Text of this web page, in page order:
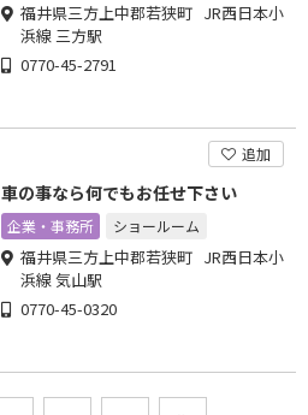
福井県三方上中郡若狭町 JR西日本小
浜線 三方駅
0770-45-2791
追加
車の事なら何でもお任せ下さい
企業・事務所 ショールーム
福井県三方上中郡若狭町 JR西日本小
浜線 気山駅
0770-45-0320